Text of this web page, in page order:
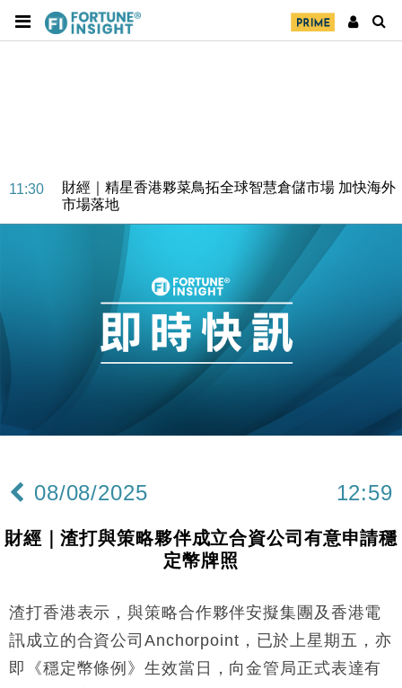
11:30
財經｜精星香港夥菜鳥拓全球智慧倉儲市場 加快海外
市場落地
地產｜大酒店中期轉賺2300萬元 斥21億翻新香港及
國際｜特朗普赴洛杉磯高球場活動前 男子攜槍彈被捕
財經｜香港7月PMI回落至51 企業擴張放慢兼縮減人
11:40
財經｜黑石傳再籌逾360億美元 支援Anthropic租用
財經｜美商務部擬擴大金屬關稅範圍 14類產品或加徵
17:40
財經｜本港6月零售額連升14個月 珠寶鐘錶銷售升勢
16:33
財經｜滙控重啟最多10億美元回購 派息比率目標維持
司
11:30
財經｜精星香港夥菜鳥拓全球智慧倉儲市場 加快海外
市場落地
地產｜大酒店中期轉賺2300萬元 斥21億翻新香港及
08/08/2025 12:59
財經｜渣打與策略夥伴成立合資公司有意申請穩
定幣牌照
渣打香港表示，與策略合作夥伴安擬集團及香港電
訊成立的合資公司Anchorpoint，已於上星期五，亦
即《穩定幣條例》生效當日，向金管局正式表達有